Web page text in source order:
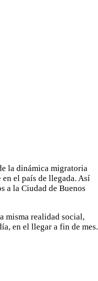
la dinámica migratoria
el país de llegada. Así
a la Ciudad de Buenos
misma realidad social,
en el llegar a fin de mes.